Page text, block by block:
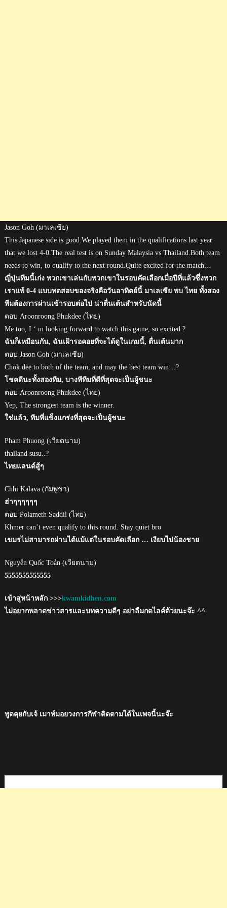
Jason Goh (มาเลเซีย)
This Japanese side is good.We played them in the qualifications last year
that we lost 4-0.The real test is on Sunday Malaysia vs Thailand.Both team
needs to win, to qualify to the next round.Quite excited for the match…
ญี่ปุ่นทีมนี้เก่ง พวกเขาเล่นกับพวกเขาในรอบคัดเลือกเมื่อปีที่แล้วซึ่งพวก
เราแพ้ 0-4 แบบทดสอบของจริงคือวันอาทิตย์นี้ มาเลเซีย พบ ไทย ทั้งสอง
ทีมต้องการผ่านเข้ารอบต่อไป น่าตื่นเต้นสำหรับนัดนี้
ตอบ Aroonroong Phukdee (ไทย)
Me too, I ‘ m looking forward to watch this game, so excited ?
ฉันก็เหมือนกัน, ฉันเฝ้ารอคอยที่จะได้ดูในเกมนี้, ตื่นเต้นมาก
ตอบ Jason Goh (มาเลเซีย)
Chok dee to both of the team, and may the best team win…?
โชคดีนะทั้งสองทีม, บางทีทีมที่ดีที่สุดจะเป็นผู้ชนะ
ตอบ Aroonroong Phukdee (ไทย)
Yep, The strongest team is the winner.
ใช่แล้ว, ทีมที่แข็งแกร่งที่สุดจะเป็นผู้ชนะ
Pham Phuong (เวียดนาม)
thailand susu..?
ไทยแลนด์สู้ๆ
Chhi Kalava (กัมพูชา)
ฮ่าๆๆๆๆๆๆ
ตอบ Polameth Saddil (ไทย)
Khmer can’t even qualify to this round. Stay quiet bro
เขมรไม่สามารถผ่านได้แม้แต่ในรอบคัดเลือก … เงียบไปน้องชาย
Nguyễn Quốc Toản (เวียดนาม)
5555555555555
เข้าสู่หน้าหลัก >>>kwamkidhen.com
ไม่อยากพลาดข่าวสารและบทความดีๆ อย่าลืมกดไลค์ด้วยนะจ๊ะ ^^
พูดคุยกับเจ้ เมาท์มอยวงการกีฬาติดตามได้ในเพจนี้นะจ๊ะ